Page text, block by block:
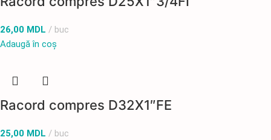
26,00 MDL
buc
Adaugă în coș
Racord compres D32X1″FE
25,00 MDL
buc